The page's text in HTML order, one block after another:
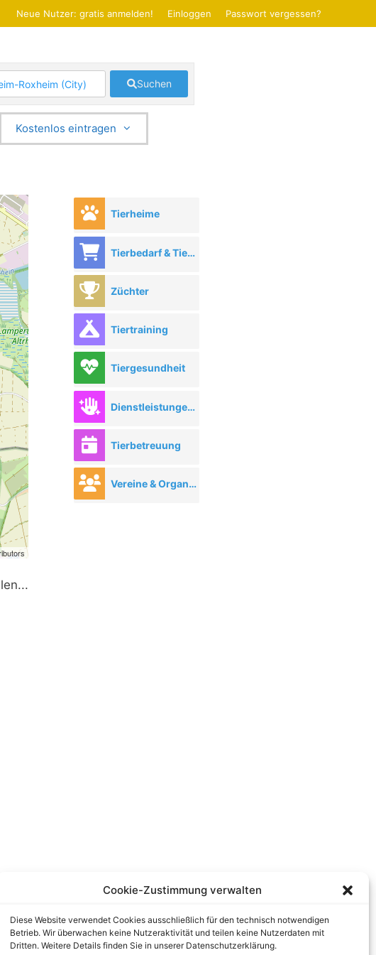
Cookie-Zustimmung verwalten
Diese Website verwendet Cookies ausschließlich für den technisch notwendigen
Betrieb. Wir überwachen keine Nutzeraktivität und teilen keine Nutzerdaten mit
Dritten. Weitere Details finden Sie in unserer Datenschutzerklärung.
Neue Nutzer: gratis anmelden! Einloggen Passwort vergessen?
Suchen
Kostenlos eintragen
Tierheime
Tierbedarf & Tierhandel
Züchter
Tiertraining
Tiergesundheit
Dienstleistungen rund ums Tier
Tierbetreuung
Vereine & Organisationen